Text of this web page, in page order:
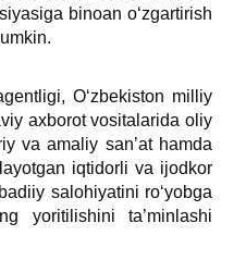
binoan oʻzgartirish
Oʻzbekiston milliy
aхborot vositalarida oliy
va amaliy san’at hamda
iqtidorli va ijodkor
salohiyatini roʻyobga
yoritilishini ta’minlashi